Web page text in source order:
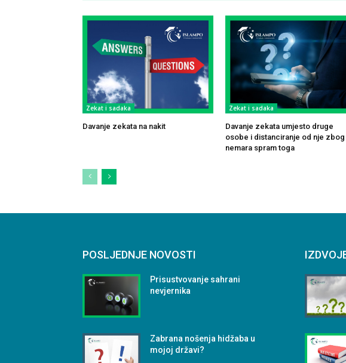
Zekat i sadaka
Davanje zekata na nakit
Zekat i sadaka
Davanje zekata umjesto druge
osobe i distanciranje od nje zbog
nemara spram toga
POSLJEDNJE NOVOSTI
Prisustvovanje sahrani
nevjernika
Zabrana nošenja hidžaba u
mojoj državi?